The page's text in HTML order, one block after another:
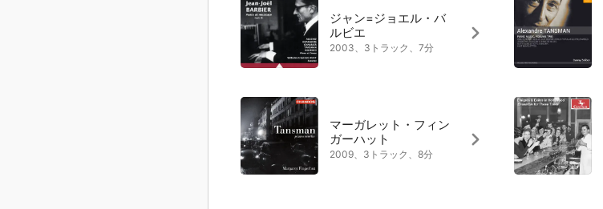
ジャン=ジョエル・バ
ルビエ
2003、3トラック、7分
マーガレット・フィン
ガーハット
2009、3トラック、8分